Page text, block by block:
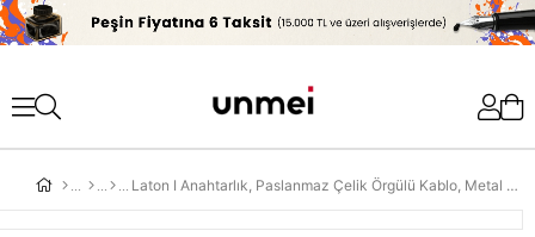
'
Laton I Anahtarlık, Paslanmaz Çelik Örgülü Kablo, Metal Krom Kaplamalı, Saten Nikel, Çinko Alaşım